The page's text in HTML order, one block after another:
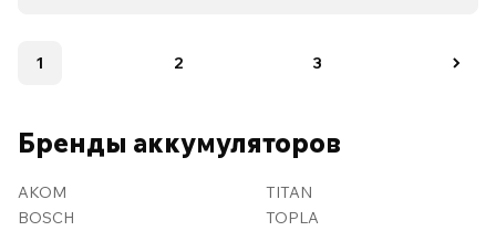
1 2 3
Бренды аккумуляторов
AKOM
BOSCH
TITAN
TOPLA